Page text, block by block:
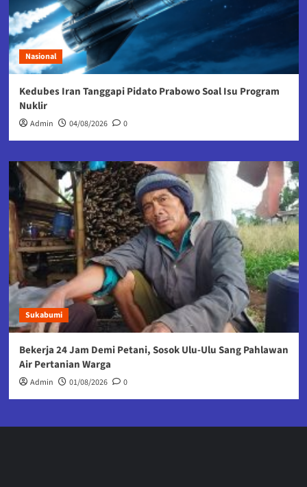
Nasional
Kedubes Iran Tanggapi Pidato Prabowo Soal Isu Program
Nuklir
Admin 04/08/2026 0
Sukabumi
Bekerja 24 Jam Demi Petani, Sosok Ulu-Ulu Sang Pahlawan
Air Pertanian Warga
Admin 01/08/2026 0